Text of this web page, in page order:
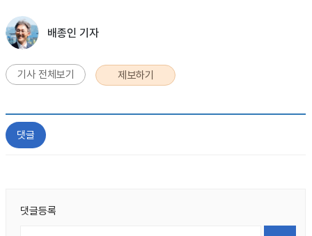
배종인 기자
기사 전체보기 제보하기
댓글
댓글등록